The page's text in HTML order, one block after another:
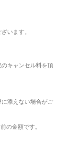
います。
キャンセル料を頂
添えない場合がご
の金額です。